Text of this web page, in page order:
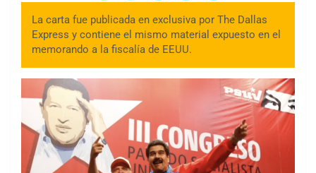
La carta fue publicada en exclusiva por The Dallas
Express y contiene el mismo material expuesto en el
memorando a la fiscalía de EEUU.